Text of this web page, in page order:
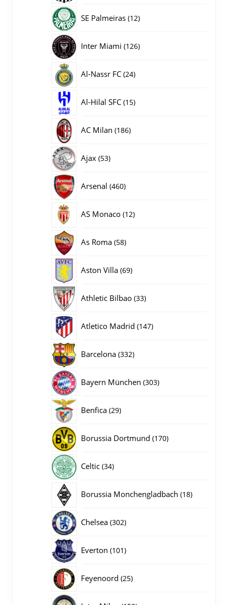
SE Palmeiras 1212
Inter Miami 126126
Al-Nassr FC 2424
Al-Hilal SFC 1515
AC Milan 186186
Ajax 5353
Arsenal 460460
AS Monaco 1212
As Roma 5858
Aston Villa 6969
Athletic Bilbao 3333
Atletico Madrid 147147
Barcelona 332332
Bayern München 303303
Benfica 2929
Borussia Dortmund 170170
Celtic 3434
Borussia Monchengladbach 1818
Chelsea 302302
Everton 101101
Feyenoord 2525